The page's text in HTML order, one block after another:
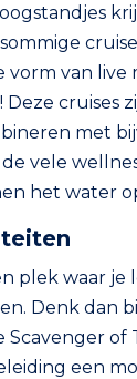
van live
cruises
met
vele
het water
plek waar je
Denk dan
Scavenger of
een